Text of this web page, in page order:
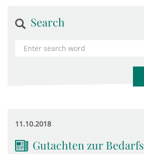
Search
11.10.2018
Gutachten zur